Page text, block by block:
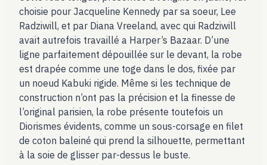
choisie pour Jacqueline Kennedy par sa soeur, Lee
Radziwill, et par Diana Vreeland, avec qui Radziwill
avait autrefois travaillé a Harper’s Bazaar. D’une
ligne parfaitement dépouillée sur le devant, la robe
est drapée comme une toge dans le dos, fixée par
un noeud Kabuki rigide. Même si les technique de
construction n’ont pas la précision et la finesse de
l’original parisien, la robe présente toutefois un
Diorismes évidents, comme un sous-corsage en filet
de coton baleiné qui prend la silhouette, permettant
à la soie de glisser par-dessus le buste.